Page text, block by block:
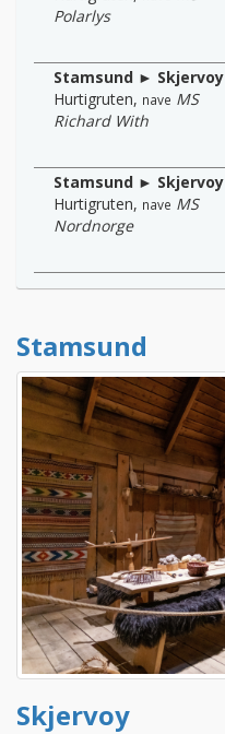
Polarlys
Stamsund ► Skjervoy
Hurtigruten, nave MS
Richard With
Stamsund ► Skjervoy
Hurtigruten, nave MS
Nordnorge
Stamsund
Skjervoy